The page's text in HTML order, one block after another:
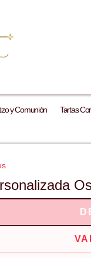
y Comunión Tartas